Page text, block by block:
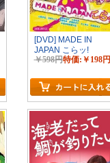
[DVD] MADE IN
JAPAN こらッ!
￥598円特価:￥198円